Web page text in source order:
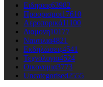
Ειδησεις63982
Προορισμοι17610
Αεροπορικά11100
Διαμονη10177
Ναυτιλια4821
Εκδηλώσεις4541
Τεχνολογια4524
Οικονομια3773
Uncategorised2555